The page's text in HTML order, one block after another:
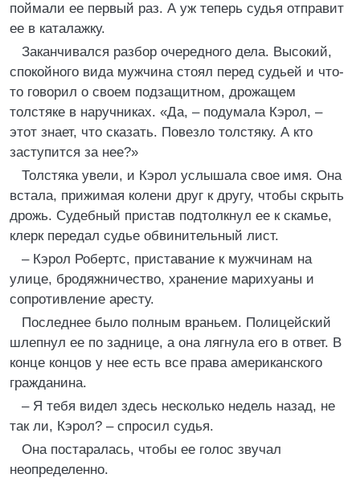
поймали ее первый раз. А уж теперь судья отправит
ее в каталажку.
Заканчивался разбор очередного дела. Высокий,
спокойного вида мужчина стоял перед судьей и что-
то говорил о своем подзащитном, дрожащем
толстяке в наручниках. «Да, – подумала Кэрол, –
этот знает, что сказать. Повезло толстяку. А кто
заступится за нее?»
Толстяка увели, и Кэрол услышала свое имя. Она
встала, прижимая колени друг к другу, чтобы скрыть
дрожь. Судебный пристав подтолкнул ее к скамье,
клерк передал судье обвинительный лист.
– Кэрол Робертс, приставание к мужчинам на
улице, бродяжничество, хранение марихуаны и
сопротивление аресту.
Последнее было полным враньем. Полицейский
шлепнул ее по заднице, а она лягнула его в ответ. В
конце концов у нее есть все права американского
гражданина.
– Я тебя видел здесь несколько недель назад, не
так ли, Кэрол? – спросил судья.
Она постаралась, чтобы ее голос звучал
неопределенно.